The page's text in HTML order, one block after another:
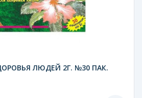
ЛЮДЕЙ 2Г. №30 ПАК.